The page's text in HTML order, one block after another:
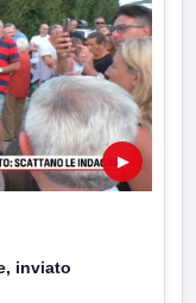
▶
inviato